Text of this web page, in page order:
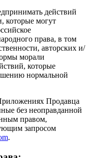
действий
которые могут
права, в том
авторских и/
морали
которые
нормальной
Продавца
без неоправданной
правом,
запросом
.